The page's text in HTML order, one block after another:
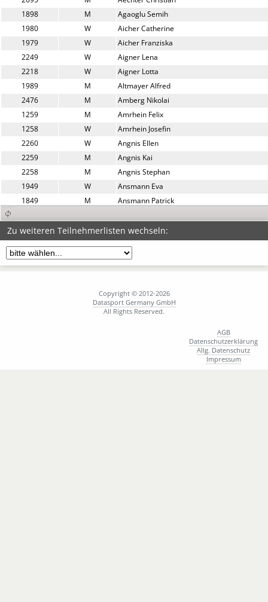
1898
M
Agaoglu Semih
1980
W
Aicher Catherine
1979
W
Aicher Franziska
2249
W
Aigner Lena
2218
W
Aigner Lotta
1989
M
Altmayer Alfred
2476
M
Amberg Nikolai
1259
M
Amrhein Felix
1258
W
Amrhein Josefin
2260
W
Angnis Ellen
2259
M
Angnis Kai
2258
M
Angnis Stephan
1949
W
Ansmann Eva
1849
M
Ansmann Patrick
1211
W
Apfelbacher Claudia
1354
M
Arab Mohamad
2579
M
Aragon Bartsch Claudio
1691
M
Arbona De Gracia Luis
Arnold Johannes
Artner Peter
Zu weiteren Teilnehmerlisten wechseln:
Copyright © 2012-2026
Datasport Germany GmbH
All Rights Reserved.
AGB
Datenschutzerklärung
Allg. Datenschutz
Impressum